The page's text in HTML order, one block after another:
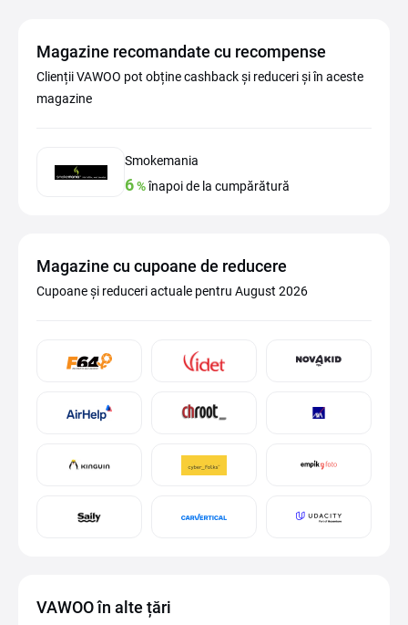
Magazine recomandate cu recompense
Clienții VAWOO pot obține cashback și reduceri și în aceste
magazine
Smokemania
6%înapoi de la cumpărătură
Magazine cu cupoane de reducere
Cupoane și reduceri actuale pentru August 2026
VAWOO în alte țări